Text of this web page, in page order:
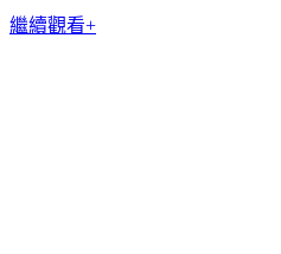
繼續觀看+